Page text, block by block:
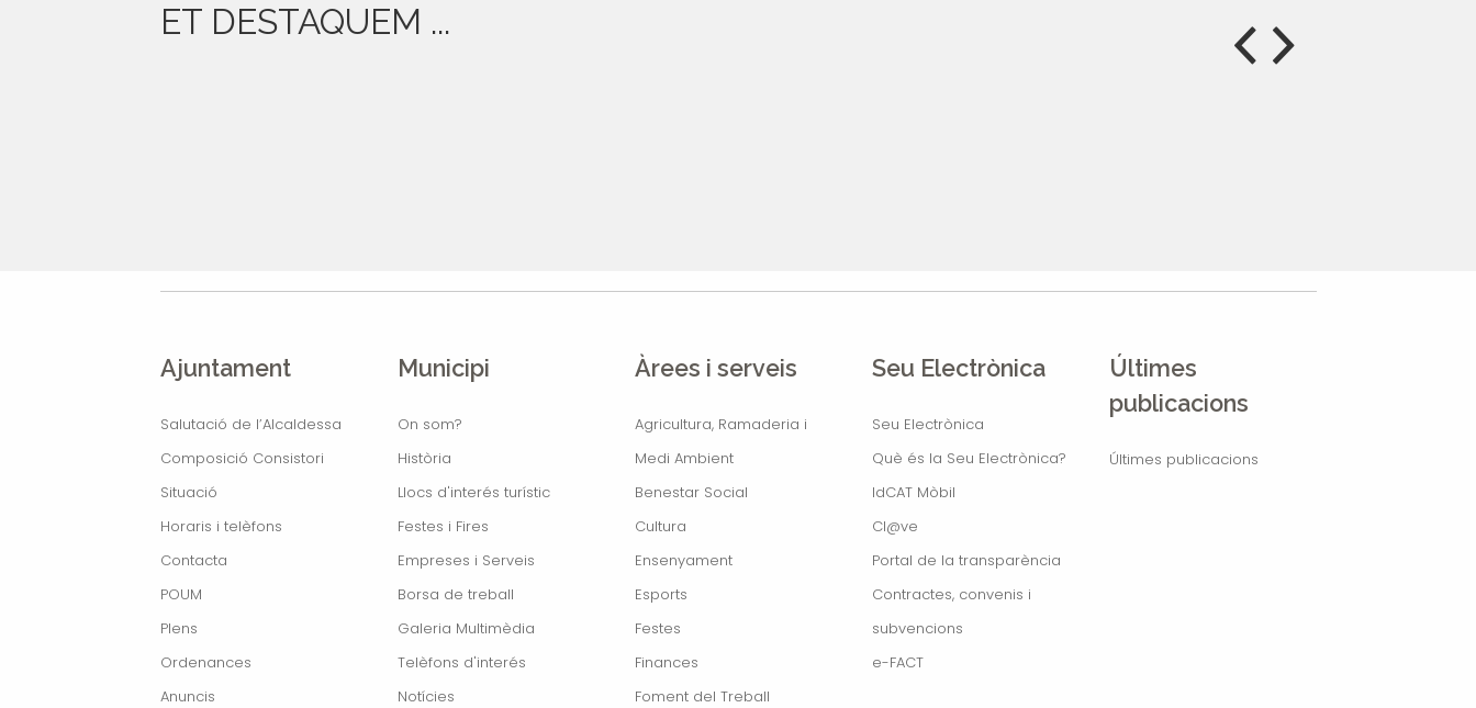
ET DESTAQUEM ...
Ajuntament
Salutació de l’Alcaldessa
Composició Consistori
Situació
Horaris i telèfons
Contacta
POUM
Plens
Ordenances
Anuncis
Municipi
On som?
Història
Llocs d'interés turístic
Festes i Fires
Empreses i Serveis
Borsa de treball
Galeria Multimèdia
Telèfons d'interés
Notícies
Àrees i serveis
Agricultura, Ramaderia i
Medi Ambient
Benestar Social
Cultura
Ensenyament
Esports
Festes
Finances
Foment del Treball
Seu Electrònica
Seu Electrònica
Què és la Seu Electrònica?
IdCAT Mòbil
Cl@ve
Portal de la transparència
Contractes, convenis i
subvencions
e-FACT
Últimes
publicacions
Últimes publicacions